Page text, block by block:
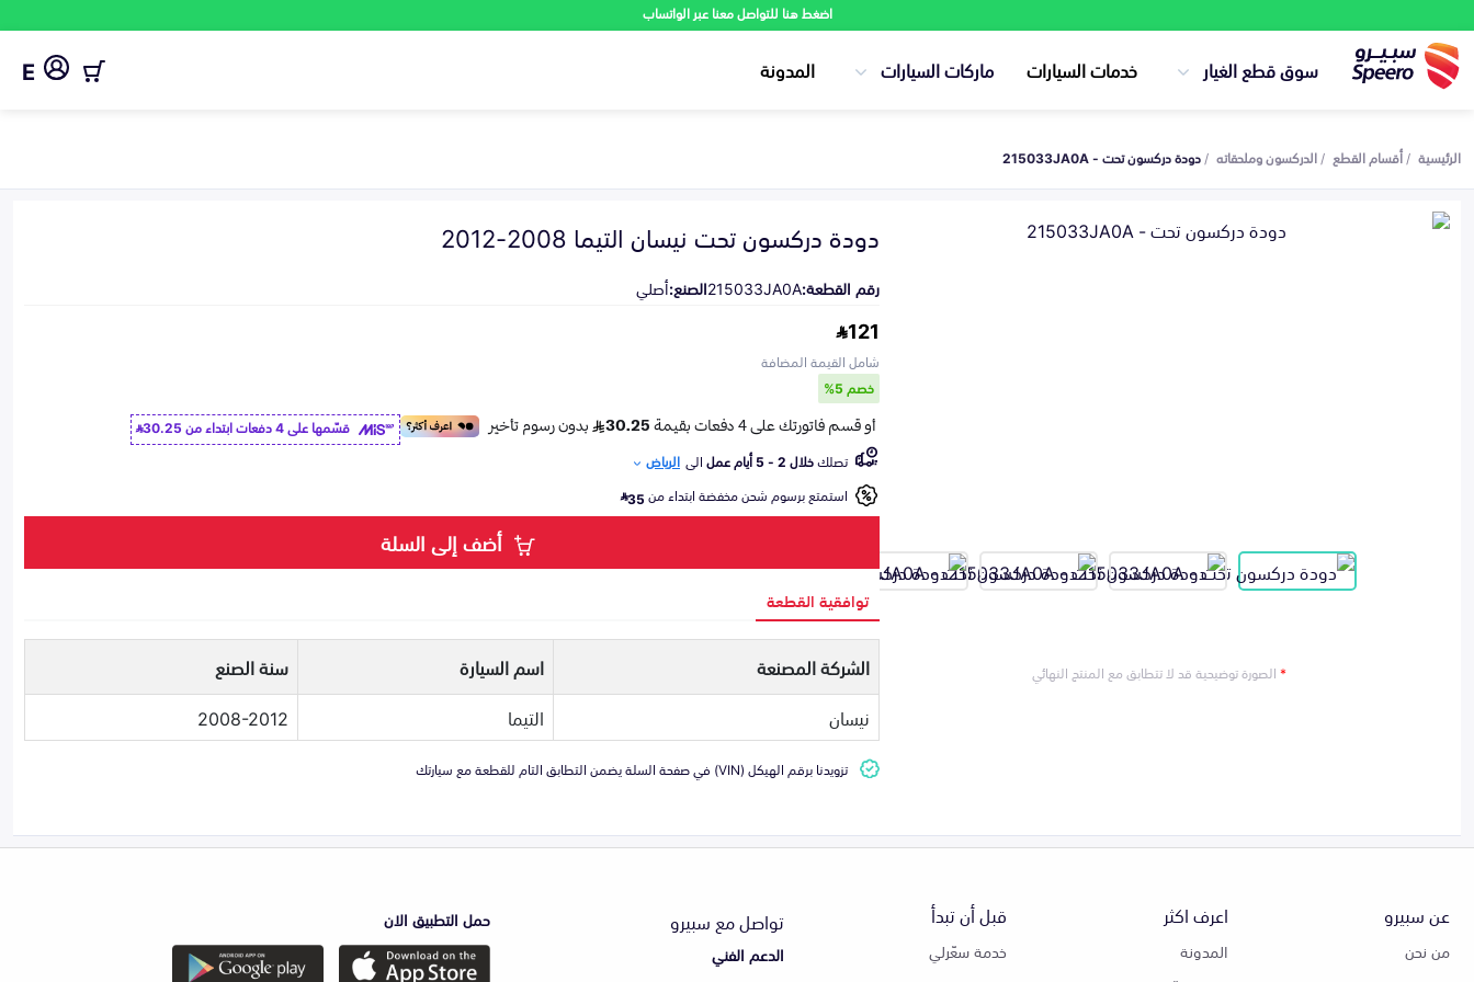
اضغط هنا للتواصل معنا عبر الواتساب
سوق قطع الغيار خدمات السيارات ماركات السيارات المدونة E
الرئيسية أقسام القطع الدركسون وملحقاته دودة دركسون تحت - 215033JA0A
*الصورة توضيحية قد لا تتطابق مع المنتج النهائي
دودة دركسون تحت نيسان التيما 2008-2012
رقم القطعة:215033JA0Aالصنع:أصلي
121
شامل القيمة المضافة
خصم 5%
قسّمها على 4 دفعات ابتداء من
30.25
تصلكخلال 2 - 5 أيام عمل الى الرياض
استمتع برسوم شحن مخفضة ابتداء من35
أضف إلى السلة
توافقية القطعة
الشركة المصنعة اسم السيارة
سنة الصنع
نيسان
التيما 2008-2012
تزويدنا برقم الهيكل (VIN) في صفحة السلة يضمن التطابق التام للقطعة مع سيارتك
عن سبيرو
من نحن
اعرف اكثر
المدونة
قبل أن تبدأ
خدمة سعّرلي
تواصل مع سبيرو
الدعم الفني
حمل التطبيق الان